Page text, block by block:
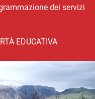
dei servizi
EDUCATIVA